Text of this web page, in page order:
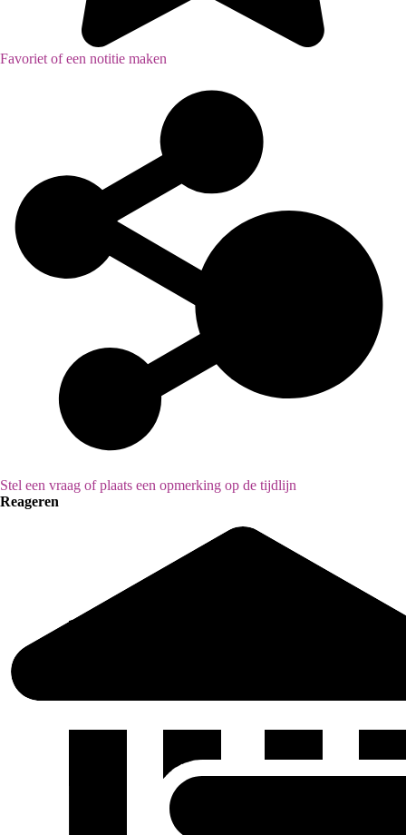
Favoriet of een notitie maken
Stel een vraag of plaats een opmerking op de tijdlijn
Reageren